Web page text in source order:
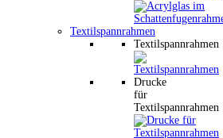
Textilspannrahmen
Textilspannrahmen
Drucke
für
Textilspannrahmen